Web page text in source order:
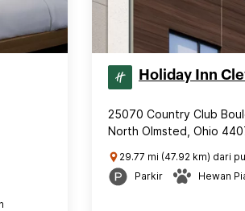
Holiday Inn
25070 Country Club
North Olmsted, Ohio
29.77 mi (47.92 km) dari
Parkir
Hewan